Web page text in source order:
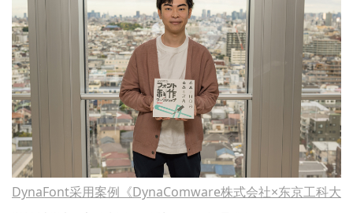
DynaFont采用案例《DynaComware株式会社×东京工科大